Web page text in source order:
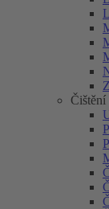
Čištění